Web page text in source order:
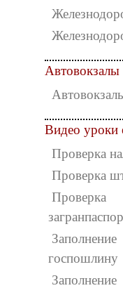
Автовокзалы
Видео уроки
Проверка
Проверка
госпошлину